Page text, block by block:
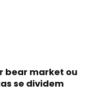
bear market ou
se dividem